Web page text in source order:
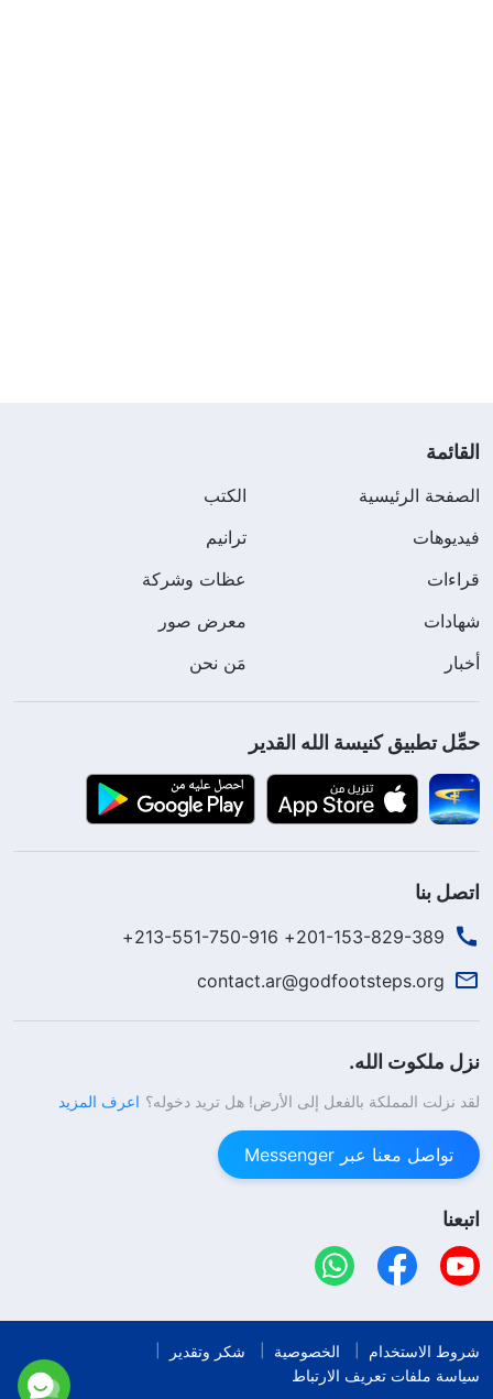
القائمة
الصفحة الرئيسية
الكتب
فيديوهات
ترانيم
قراءات
عظات وشركة
شهادات
معرض صور
أخبار
مَن نحن
حمِّل تطبيق كنيسة الله القدير
اتصل بنا
201-153-829-389+ 213-551-750-916+
contact.ar@godfootsteps.org
نزل ملكوت الله.
لقد نزلت المملكة بالفعل إلى الأرض! هل تريد دخوله؟ اعرف المزيد
تواصل معنا عبر Messenger
اتبعنا
شروط الاستخدام الخصوصية
شكر وتقدير
سياسة ملفات تعريف الارتباط